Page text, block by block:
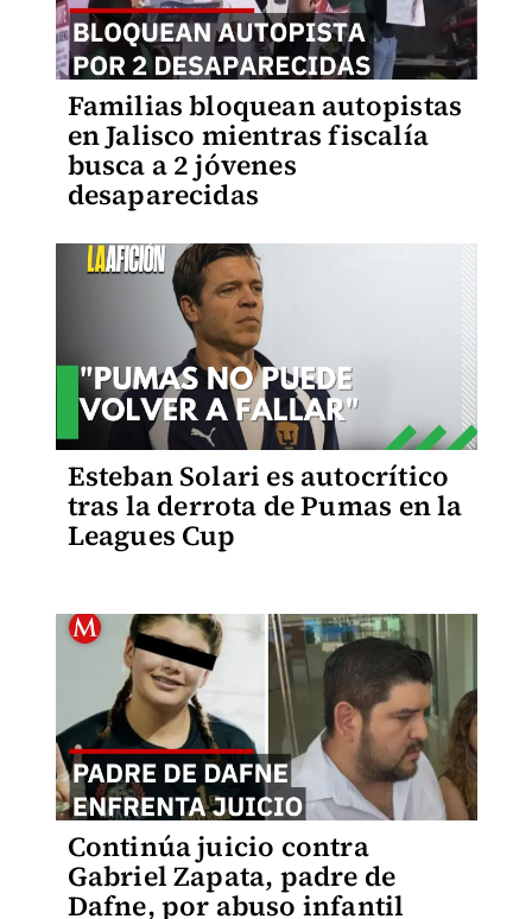
Familias bloquean autopistas
en Jalisco mientras fiscalía
busca a 2 jóvenes
desaparecidas
Esteban Solari es autocrítico
tras la derrota de Pumas en la
Leagues Cup
Continúa juicio contra
Gabriel Zapata, padre de
Dafne, por abuso infantil